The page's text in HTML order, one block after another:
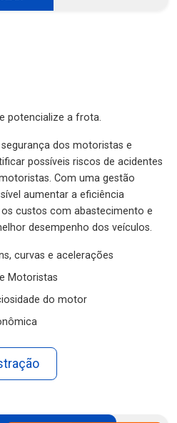
potencialize a frota.
dos motoristas e
possíveis riscos de acidentes
Com uma gestão
aumentar a eficiência
custos com abastecimento e
desempenho dos veículos.
curvas e acelerações
Motoristas
do motor